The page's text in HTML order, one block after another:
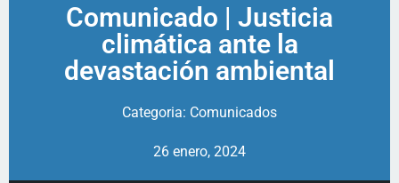
Comunicado | Justicia
climática ante la
devastación ambiental
Categoria: Comunicados
26 enero, 2024